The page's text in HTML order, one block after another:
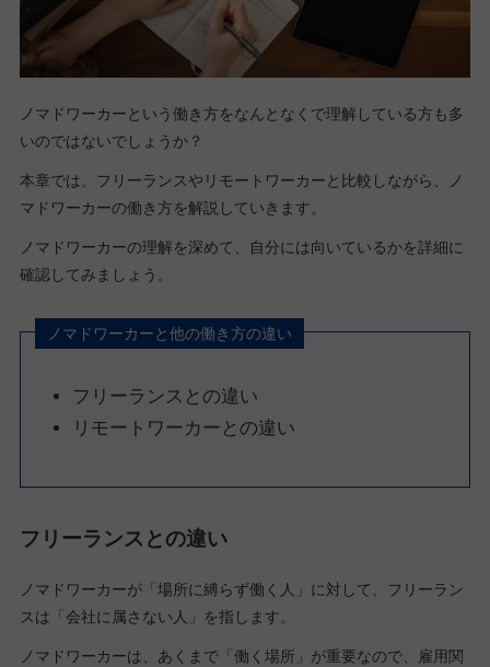
ノマドワーカーという働き方をなんとなくで理解している方も多
いのではないでしょうか？
本章では、フリーランスやリモートワーカーと比較しながら、ノ
マドワーカーの働き方を解説していきます。
ノマドワーカーの理解を深めて、自分には向いているかを詳細に
確認してみましょう。
ノマドワーカーと他の働き方の違い
フリーランスとの違い
リモートワーカーとの違い
フリーランスとの違い
ノマドワーカーが「場所に縛らず働く人」に対して、フリーラン
スは「会社に属さない人」を指します。
ノマドワーカーは、あくまで「働く場所」が重要なので、雇用関